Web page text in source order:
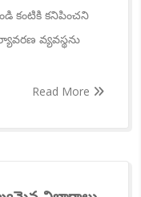
కంటికి కనిపించని
వ్యవస్థను
Read More